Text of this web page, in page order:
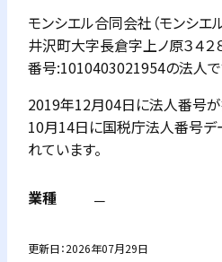
モンシエル合同会社（モンシエ
井沢町大字長倉字上ノ原３４２
番号:1010403021954の法人で
2019年12月04日に法人番号が
10月14日に国税庁法人番号
れています。
業種 －
更新日：2026年07月29日